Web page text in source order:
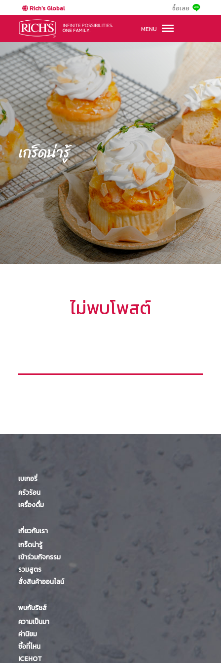
Rich's Global ซื้อเลย
MENU
เกร็ดน่ารู้
ไม่พบโพสต์
เบเกอรี่
ครัวร้อน
เครื่องดื่ม
เกี่ยวกับเรา
เกร็ดน่ารู้
เข้าร่วมกิจกรรม
รวมสูตร
สั่งสินค้าออนไลน์
พบกับริชส์
ความเป็นมา
ค่านิยม
ซื้อที่ไหน
ICEHOT